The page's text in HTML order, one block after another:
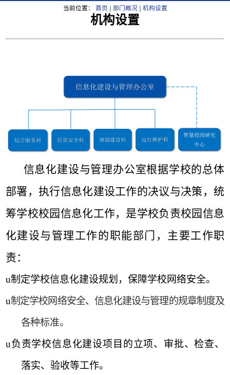
当前位置： 首页 部门概况 机构设置
机构设置
信息化建设与管理办公室根据学校的总体
部署，执行信息化建设工作的决议与决策，统
筹学校校园信息化工作，是学校负责校园信息
化建设与管理工作的职能部门，主要工作职
责：
u制定学校信息化建设规划，保障学校网络安全。
u制定学校网络安全、信息化建设与管理的规章制度及
各种标准。
u负责学校信息化建设项目的立项、审批、检查、
落实、验收等工作。